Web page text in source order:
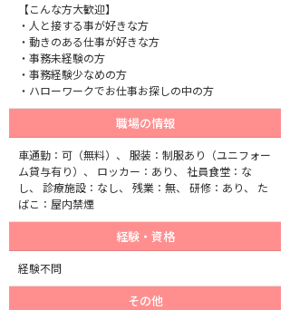
【こんな方大歓迎】
・人と接する事が好きな方
・動きのある仕事が好きな方
・事務未経験の方
・事務経験少なめの方
・ハローワークでお仕事お探しの中の方
職場の情報
車通勤：可（無料）、 服装：制服あり（ユニフォー
ム貸与有り）、 ロッカー：あり、 社員食堂：な
し、 診療施設：なし、 残業：無、 研修：あり、 た
ばこ：屋内禁煙
経験・資格
経験不問
その他